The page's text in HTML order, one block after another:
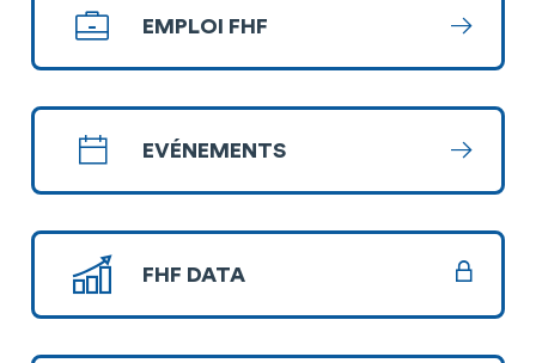
EMPLOI FHF
EVÉNEMENTS
FHF DATA